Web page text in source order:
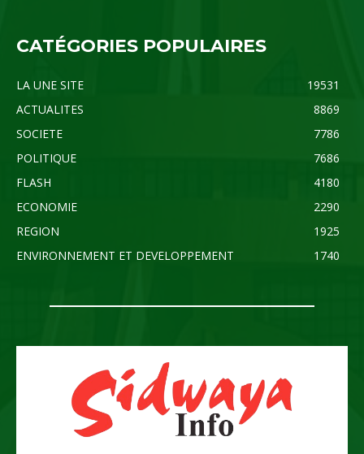
CATÉGORIES POPULAIRES
LA UNE SITE
19531
ACTUALITES
8869
SOCIETE
7786
POLITIQUE
7686
FLASH
4180
ECONOMIE
2290
REGION
1925
ENVIRONNEMENT ET DEVELOPPEMENT
1740